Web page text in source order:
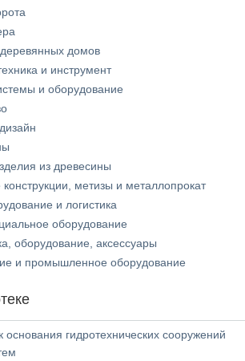
домов
и инструмент
и оборудование
из древесины
метизы и металлопрокат
и логистика
оборудование
оборудование, аксессуары
и промышленное оборудование
основания гидротехнических сооружений